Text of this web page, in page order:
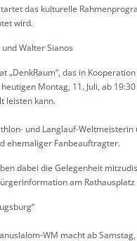
das kulturelle
wird.
Walter Sianos
„DenkRaum“, das in
Montag, 11. Juli, ab
leisten kann.
und Langlauf-
ehemaliger Fanbeauftragter.
dabei die Gelegenheit
am
WM macht ab